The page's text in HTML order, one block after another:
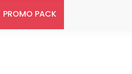
PROMO PACK